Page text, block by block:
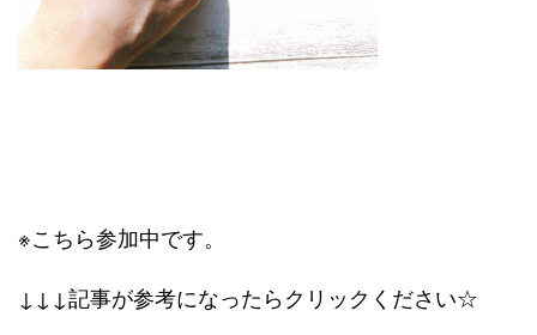
※こちら参加中です。
↓↓↓記事が参考になったらクリックください☆